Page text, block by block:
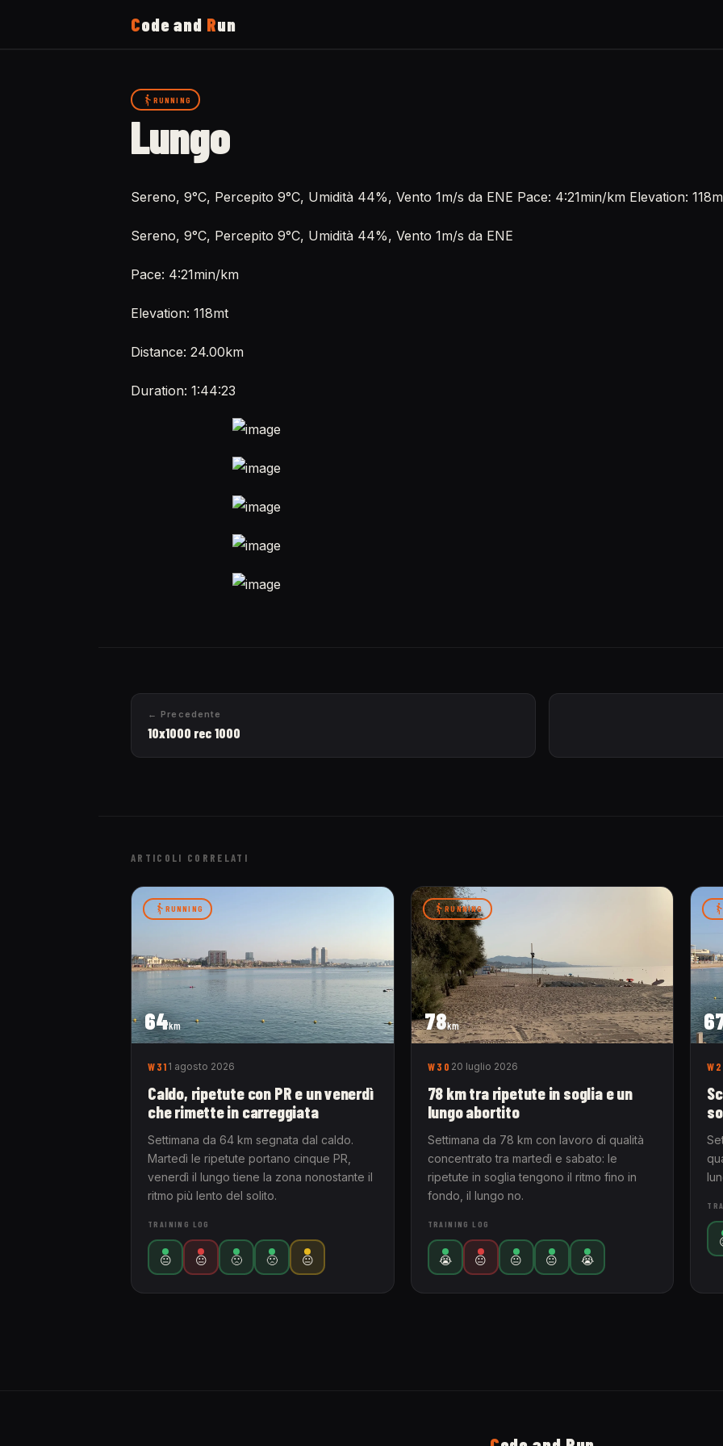
Code and Run
RUNNING
Lungo
Sereno, 9°C, Percepito 9°C, Umidità 44%, Vento 1m/s da ENE Pace: 4:21min/km Elevation:
Sereno, 9°C, Percepito 9°C, Umidità 44%, Vento 1m/s da ENE
Pace: 4:21min/km
Elevation: 118mt
Distance: 24.00km
Duration: 1:44:23
← Precedente
10x1000 rec 1000
ARTICOLI CORRELATI
64km
RUNNING
W31 1 agosto 2026
Caldo, ripetute con PR e un venerdì
che rimette in carreggiata
Settimana da 64 km segnata dal caldo.
Martedì le ripetute portano cinque PR,
venerdì il lungo tiene la zona nonostante il
ritmo più lento del solito.
TRAINING LOG
😐 😐 🙁 🙁 😐
78km
RUNNING
W30 20 luglio 2026
78 km tra ripetute in soglia e un
lungo abortito
Settimana da 78 km con lavoro di qualità
concentrato tra martedì e sabato: le
ripetute in soglia tengono il ritmo fino in
fondo, il lungo no.
TRAINING LOG
😭 😐 😐 😐 😭